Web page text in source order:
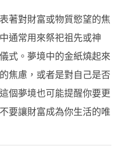
著對財富或物質慾望的焦
通常用來祭祀祖先或神
式。夢境中的金紙燒起來
焦慮，或者是對自己是否
個夢境也可能提醒你要更
要讓財富成為你生活的唯